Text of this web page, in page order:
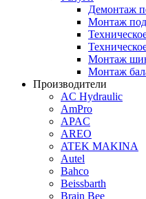
Демонтаж
Монтаж
Монтаж
Монтаж
Производители
AC Hydraulic
AmPro
APAC
AREO
ATEK MAKINA
Autel
Bahco
Beissbarth
Brain Bee